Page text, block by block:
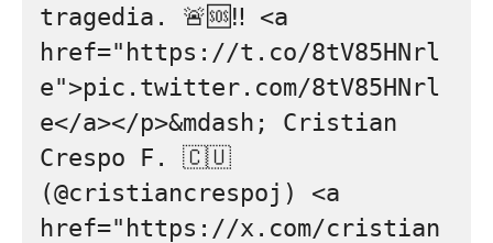
tragedia. 🚨🆘‼️ <a
href="https://t.co/8tV85HNrl
e">pic.twitter.com/8tV85HNrl
e</a></p>&mdash; Cristian
Crespo F. 🇨🇺
(@cristiancrespoj) <a
href="https://x.com/cristian